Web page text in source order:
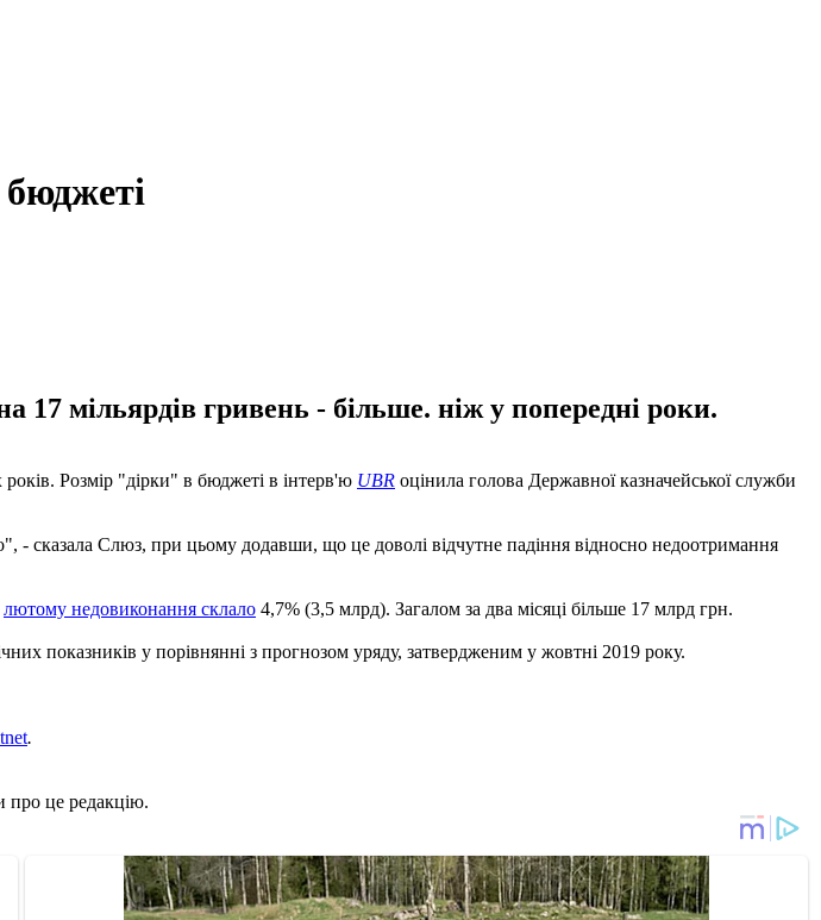
17 мільярдів гривень - більше. ніж у попередні роки.
Розмір "дірки" в бюджеті в інтерв'ю UBR оцінила голова Державної казначейської служби
- сказала Слюз, при цьому додавши, що це доволі відчутне падіння відносно недоотримання
лютому недовиконання склало 4,7% (3,5 млрд). Загалом за два місяці більше 17 млрд грн.
показників у порівнянні з прогнозом уряду, затвердженим у жовтні 2019 року.
.
про це редакцію.